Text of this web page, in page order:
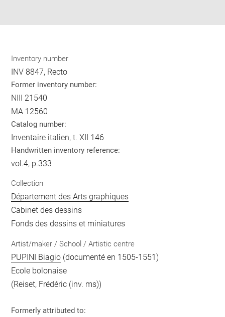
Inventory number
INV 8847, Recto
Former inventory number:
NIII 21540
MA 12560
Catalog number:
Inventaire italien, t. XII 146
Handwritten inventory reference:
vol.4, p.333
Collection
Département des Arts graphiques
Cabinet des dessins
Fonds des dessins et miniatures
Artist/maker / School / Artistic centre
PUPINI Biagio (documenté en 1505-1551)
Ecole bolonaise
(Reiset, Frédéric (inv. ms))
Formerly attributed to: